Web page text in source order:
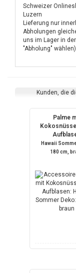
Schweizer
Luzern
Lieferung nur
Abholungen
uns im Lager in
"Abholung" wählen)
Kunden, die
Palme
Hawaii
180 cm,